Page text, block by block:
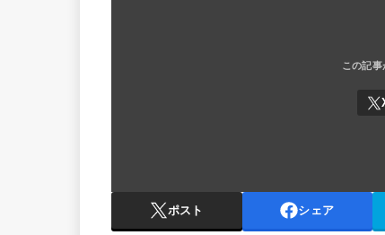
ポスト シェア